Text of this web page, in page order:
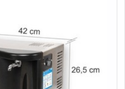
entrega de excelência de